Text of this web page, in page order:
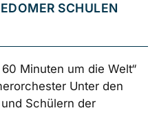
SCHULEN
60 Minuten um die Welt“
Unter den
Schülern der